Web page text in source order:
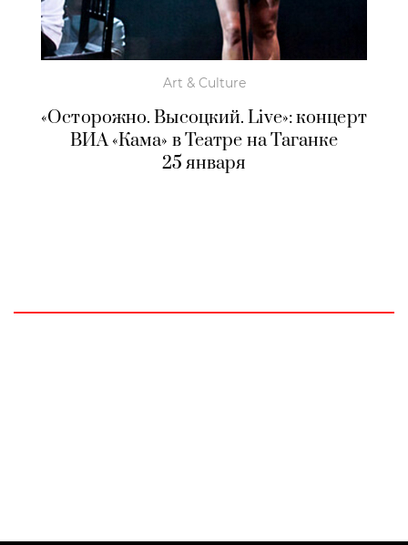
Art & Culture
«Осторожно. Высоцкий. Live»: концерт
ВИА «Кама» в Театре на Таганке
25 января